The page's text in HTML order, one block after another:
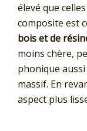
élevé que
composite est
bois et de
moins chère,
phonique
massif. En
aspect plus